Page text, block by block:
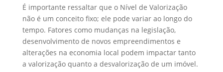
É importante ressaltar que o Nível de Valorização
não é um conceito fixo; ele pode variar ao longo do
tempo. Fatores como mudanças na legislação,
desenvolvimento de novos empreendimentos e
alterações na economia local podem impactar tanto
a valorização quanto a desvalorização de um imóvel.